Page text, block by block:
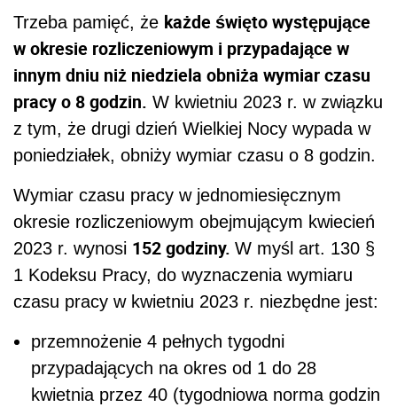
Trzeba pamięć, że każde święto występujące
w okresie rozliczeniowym i przypadające w
innym dniu niż niedziela obniża wymiar czasu
pracy o 8 godzin. W kwietniu 2023 r. w związku
z tym, że drugi dzień Wielkiej Nocy wypada w
poniedziałek, obniży wymiar czasu o 8 godzin.
Wymiar czasu pracy w jednomiesięcznym
okresie rozliczeniowym obejmującym kwiecień
2023 r. wynosi 152 godziny. W myśl art. 130 §
1 Kodeksu Pracy, do wyznaczenia wymiaru
czasu pracy w kwietniu 2023 r. niezbędne jest:
przemnożenie 4 pełnych tygodni
przypadających na okres od 1 do 28
kwietnia przez 40 (tygodniowa norma godzin